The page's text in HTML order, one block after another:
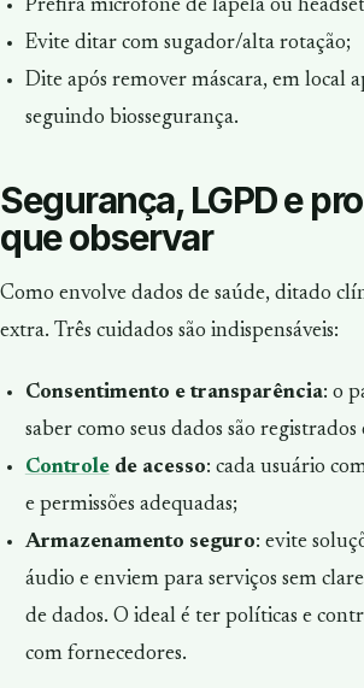
Prefira microfone de lapela ou
Evite ditar com sugador/alta rotação;
Dite após remover máscara, em local
seguindo biossegurança.
Segurança, LGPD e
que observar
Como envolve dados de saúde, ditado
extra. Três cuidados são indispensáveis:
Consentimento e transparência: o
saber como seus dados são registrados
Controlede acesso: cada usuário
e permissões adequadas;
Armazenamento seguro: evite
áudio e enviem para serviços sem
de dados. O ideal é ter políticas e
com fornecedores.